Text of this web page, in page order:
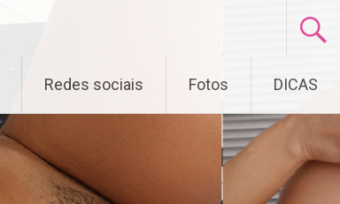
Redes sociais Fotos DICAS